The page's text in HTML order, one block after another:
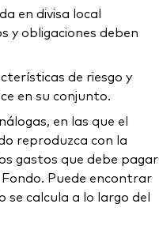
en divisa local
y obligaciones deben
de riesgo y
en su conjunto.
en las que el
reproduzca con la
gastos que debe pagar
Puede encontrar
calcula a lo largo del